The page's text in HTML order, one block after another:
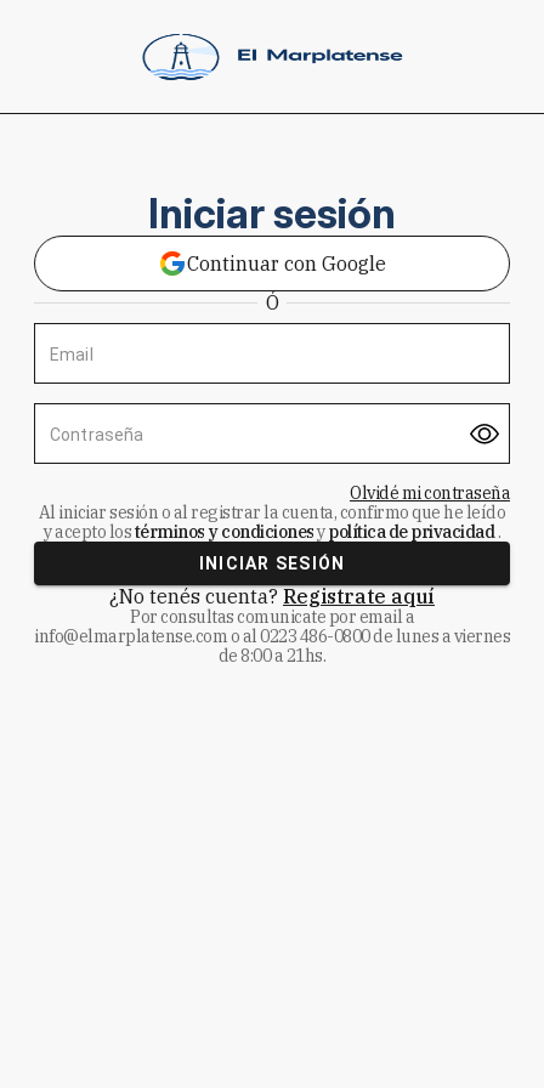
Iniciar sesión
Continuar con Google
Ó
Email
Contraseña
Olvidé mi contraseña
Al iniciar sesión o al registrar la cuenta, confirmo que he leído
y acepto lostérminos y condicionesypolítica de privacidad.
INICIAR SESIÓN
¿No tenés cuenta? Registrate aquí
Por consultas comunicate por email a
info@elmarplatense.como al0223 486-0800de lunes a viernes
de 8:00 a 21hs.